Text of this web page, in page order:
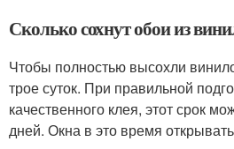
Сколько сохнут обои из
Чтобы полностью высохли
трое суток. При правильной
качественного клея, этот срок
дней. Окна в это время